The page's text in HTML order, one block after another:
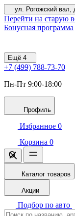
ул. Рогожский вал,
Перейти на старую
Бонусная программа
Ещё 4
+7 (499) 788-73-70
Пн-Пт 9:00-18:00
Профиль
Избранное 0
Корзина 0
Каталог товаров
Акции
Подбор по авто